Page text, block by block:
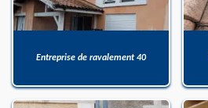
Entreprise de ravalement 40